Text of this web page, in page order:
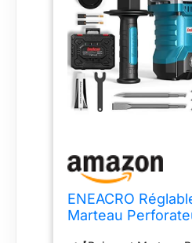
8 heures ouvrables.
ENEACRO
Marteau